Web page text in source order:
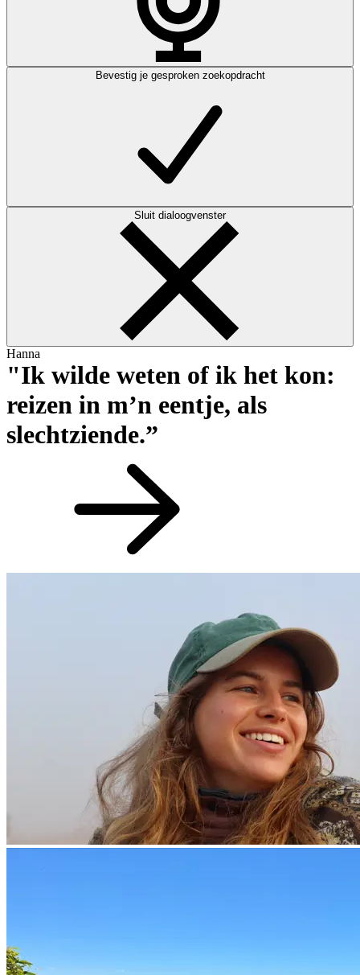
Bevestig je gesproken zoekopdracht
Sluit dialoogvenster
Hanna
"Ik wilde weten of ik het kon:
reizen in m’n eentje, als
slechtziende.”